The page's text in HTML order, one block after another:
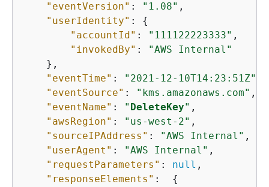
"eventVersion" : "1.08" ,
"userIdentity" : {
"accountId" : "111122223333" ,
"invokedBy" :
"AWS Internal"
    },
"eventTime" : "2021-12-10T14:23:51Z"
"eventSource" : "kms.amazonaws.com" ,
"eventName" : " DeleteKey" ,
"awsRegion" : "us-west-2" ,
"sourceIPAddress" : "AWS Internal" ,
"userAgent" : "AWS Internal" ,
"requestParameters" : null ,
"responseElements" : {